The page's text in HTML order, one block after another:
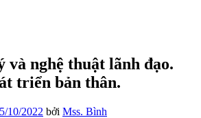
và nghệ thuật lãnh đạo.
triển bản thân.
10/2022 bởi Mss. Bình